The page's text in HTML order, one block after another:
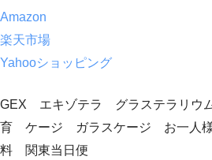
Amazon
楽天市場
Yahooショッピング
GEX エキゾテラ グラステラリ
育 ケージ ガラスケージ お一人
料 関東当日便